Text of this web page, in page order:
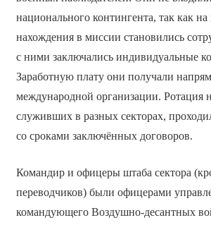
национального контингента, так как на
нахождения в миссии становились
с ними заключались индивидуальные
Заработную плату они получали
международной организации. Ротация
служивших в разных секторах,
со сроками заключённых договоров.
Командир и офицеры штаба сектора
переводчиков) были офицерами
командующего Воздушно-десантных